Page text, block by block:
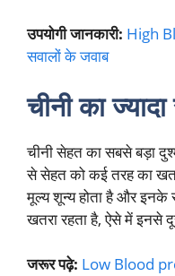
उपयोगी जानकारी: High
सवालों के जवाब
चीनी का
चीनी सेहत का सबसे बड़ा
से सेहत को कई तरह का
मूल्य शून्य होता है और इनके
खतरा रहता है, ऐसे में इनसे
जरूर पढ़े: Low Blood